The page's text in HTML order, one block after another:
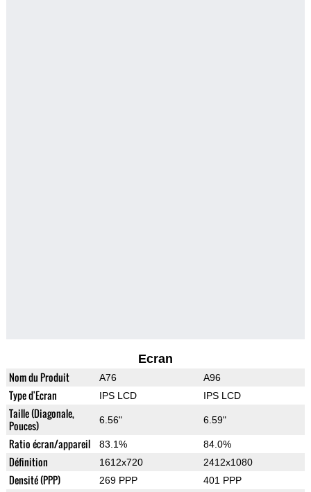
Ecran
Nom du Produit A76 A96
Type d'Ecran IPS LCD IPS LCD
Taille (Diagonale,
Pouces)
6.56" 6.59"
Ratio écran/appareil 83.1% 84.0%
Définition 1612x720 2412x1080
Densité (PPP) 269 PPP 401 PPP